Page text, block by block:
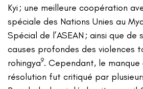
Kyi ; une meilleure coopération
spéciale des Nations Unies au
Spécial de l’ASEAN ; ainsi que de
causes profondes des violences
rohingya9. Cependant, le
résolution fut critiqué par